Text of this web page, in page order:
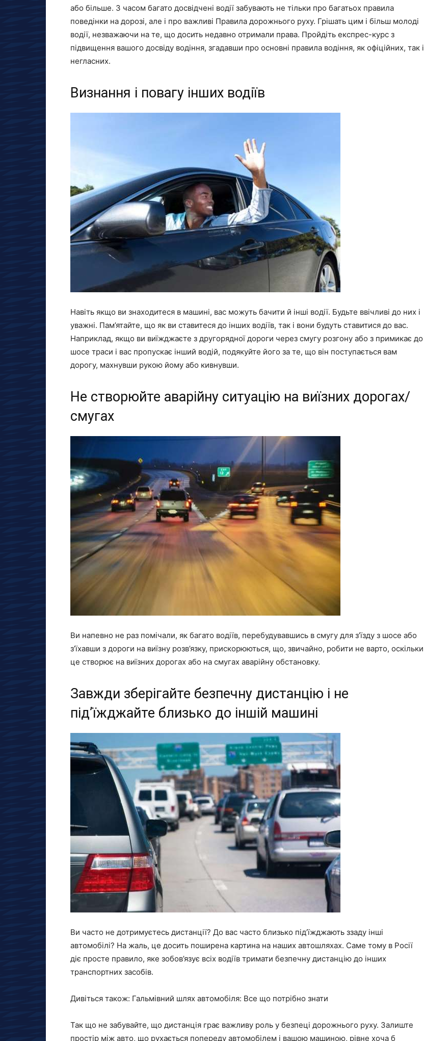
або більше. З часом багато досвідчені водії забувають не тільки про багатьох правила
поведінки на дорозі, але і про важливі Правила дорожнього руху. Грішать цим і більш молоді
водії, незважаючи на те, що досить недавно отримали права. Пройдіть експрес-курс з
підвищення вашого досвіду водіння, згадавши про основні правила водіння, як офіційних, так і
негласних.
Визнання і повагу інших водіїв
Навіть якщо ви знаходитеся в машині, вас можуть бачити й інші водії. Будьте ввічливі до них і
уважні. Пам’ятайте, що як ви ставитеся до інших водіїв, так і вони будуть ставитися до вас.
Наприклад, якщо ви виїжджаєте з другорядної дороги через смугу розгону або з примикає до
шосе траси і вас пропускає інший водій, подякуйте його за те, що він поступається вам
дорогу, махнувши рукою йому або кивнувши.
Не створюйте аварійну ситуацію на виїзних дорогах/
смугах
Ви напевно не раз помічали, як багато водіїв, перебудувавшись в смугу для з’їзду з шосе або
з’їхавши з дороги на виїзну розв’язку, прискорюються, що, звичайно, робити не варто, оскільки
це створює на виїзних дорогах або на смугах аварійну обстановку.
Завжди зберігайте безпечну дистанцію і не
під’їжджайте близько до іншій машині
Ви часто не дотримуєтесь дистанції? До вас часто близько під’їжджають ззаду інші
автомобілі? На жаль, це досить поширена картина на наших автошляхах. Саме тому в Росії
діє просте правило, яке зобов’язує всіх водіїв тримати безпечну дистанцію до інших
транспортних засобів.
Дивіться також: Гальмівний шлях автомобіля: Все що потрібно знати
Так що не забувайте, що дистанція грає важливу роль у безпеці дорожнього руху. Залиште
простір між авто, що рухається попереду автомобілем і вашою машиною, рівне хоча б